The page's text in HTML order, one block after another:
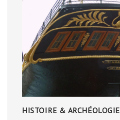
HISTOIRE & ARCHÉOLOGIE